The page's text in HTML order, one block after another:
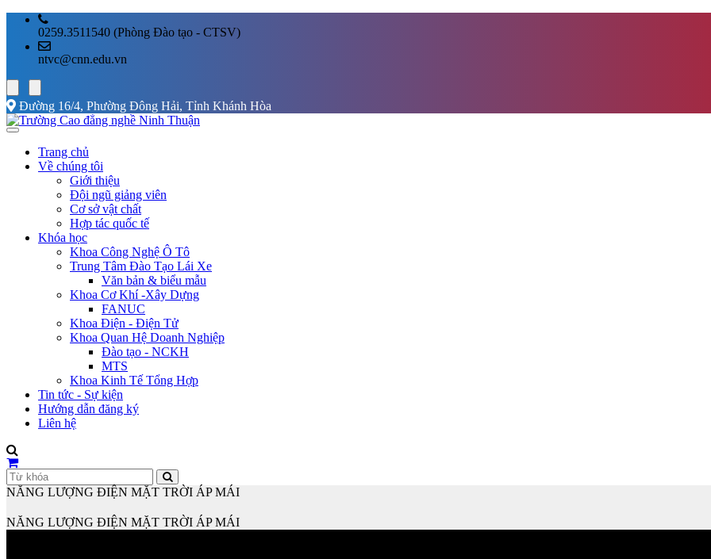
0259.3511540 (Phòng Đào tạo - CTSV)
ntvc@cnn.edu.vn
Đường 16/4, Phường Đông Hải, Tỉnh Khánh Hòa
Trang chủ
Về chúng tôi
Giới thiệu
Đội ngũ giảng viên
Cơ sở vật chất
Hợp tác quốc tế
Khóa học
Khoa Công Nghệ Ô Tô
Trung Tâm Đào Tạo Lái Xe
Văn bản & biểu mẫu
Khoa Cơ Khí -Xây Dựng
FANUC
Khoa Điện - Điện Tử
Khoa Quan Hệ Doanh Nghiệp
Đào tạo - NCKH
MTS
Khoa Kinh Tế Tổng Hợp
Tin tức - Sự kiện
Hướng dẫn đăng ký
Liên hệ
NĂNG LƯỢNG ĐIỆN MẶT TRỜI ÁP MÁI
NĂNG LƯỢNG ĐIỆN MẶT TRỜI ÁP MÁI